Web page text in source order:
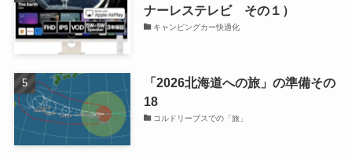
ナーレステレビ その１）
キャンピングカー快適化
「2026北海道への旅」の準備その
18
コルドリーブスでの「旅」